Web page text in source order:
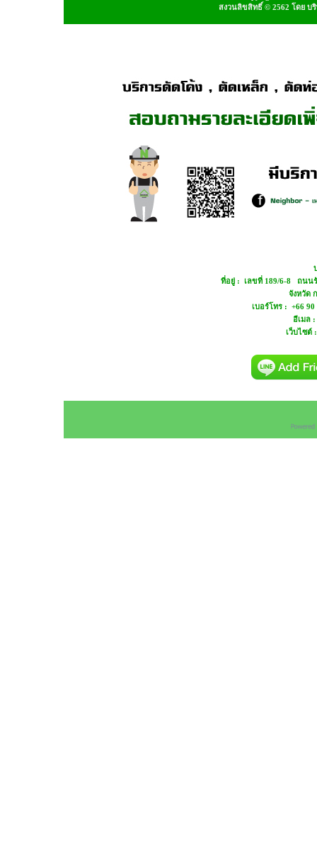
สงวนลิขสิทธิ์ © 2562 โดย บ
ที่อยู่ : เลขที่ 189/6-8 ถนน
จังหวัด
เบอร์โทร : +66
อีเมล :
เว็บไซต์